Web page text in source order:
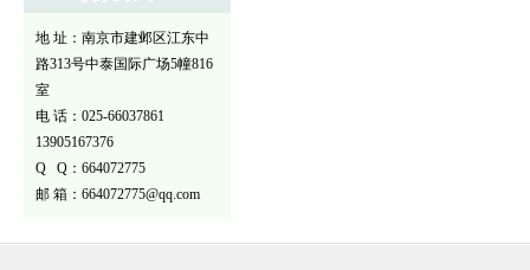
地 址：南京市建邺区江东中
路313号中泰国际广场5幢816
室
电 话：025-66037861
13905167376
Q Q：664072775
邮 箱：664072775@qq.com